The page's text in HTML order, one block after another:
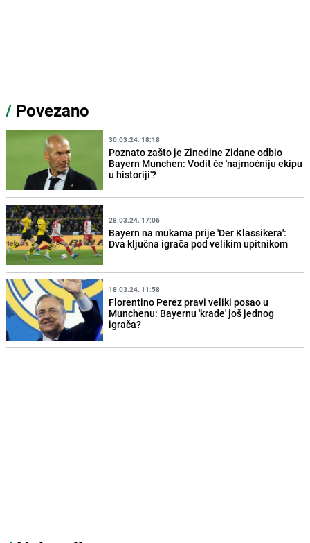
/ Povezano
30.03.24. 18:18
Poznato zašto je Zinedine Zidane odbio
Bayern Munchen: Vodit će 'najmoćniju ekipu
u historiji'?
28.03.24. 17:06
Bayern na mukama prije 'Der Klassikera':
Dva ključna igrača pod velikim upitnikom
18.03.24. 11:58
Florentino Perez pravi veliki posao u
Munchenu: Bayernu 'krade' još jednog
igrača?